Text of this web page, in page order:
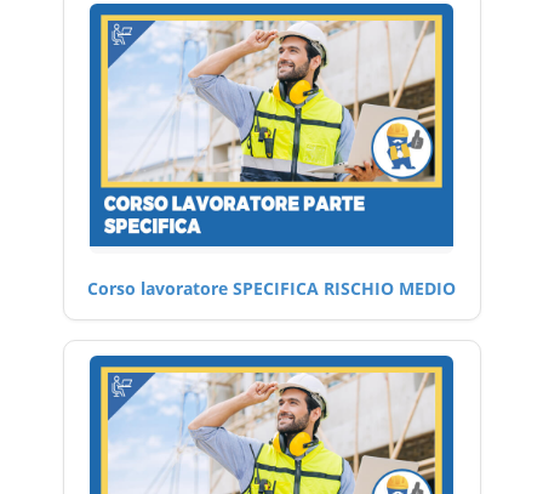
Corso lavoratore SPECIFICA RISCHIO MEDIO